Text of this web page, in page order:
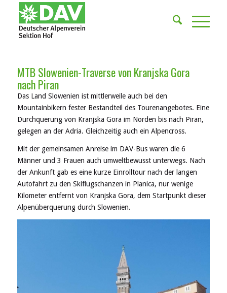
MTB Slowenien-Traverse von Kranjska Gora
nach Piran
Das Land Slowenien ist mittlerweile auch bei den
Mountainbikern fester Bestandteil des Tourenangebotes. Eine
Durchquerung von Kranjska Gora im Norden bis nach Piran,
gelegen an der Adria. Gleichzeitig auch ein Alpencross.
Mit der gemeinsamen Anreise im DAV-Bus waren die 6
Männer und 3 Frauen auch umweltbewusst unterwegs. Nach
der Ankunft gab es eine kurze Einrolltour nach der langen
Autofahrt zu den Skiflugschanzen in Planica, nur wenige
Kilometer entfernt von Kranjska Gora, dem Startpunkt dieser
Alpenüberquerung durch Slowenien.